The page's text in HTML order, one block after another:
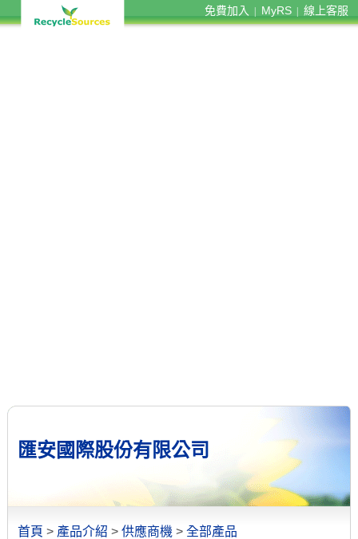
免費加入 MyRS 線上客服
匯安國際股份有限公司
首頁 > 產品介紹 > 供應商機 > 全部產品